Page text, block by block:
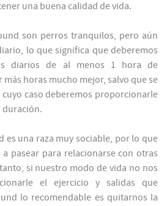
una buena calidad de vida.
son perros tranquilos, pero aún
lo que significa que deberemos
diarios de al menos 1 hora de
horas mucho mejor, salvo que se
caso deberemos proporcionarle
duración.
es una raza muy sociable, por lo que
pasear para relacionarse con otras
si nuestro modo de vida no nos
el ejercicio y salidas que
lo recomendable es quitarnos la